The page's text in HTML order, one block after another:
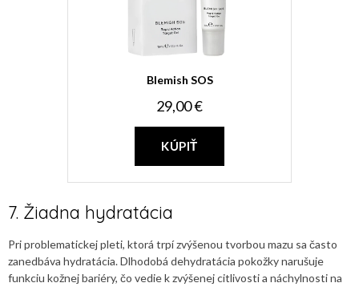
Blemish SOS
29,00 €
KÚPIŤ
7. Žiadna hydratácia
Pri problematickej pleti, ktorá trpí zvýšenou tvorbou mazu sa často
zanedbáva hydratácia. Dlhodobá dehydratácia pokožky narušuje
funkciu kožnej bariéry, čo vedie k zvýšenej citlivosti a náchylnosti na